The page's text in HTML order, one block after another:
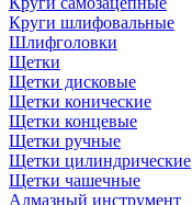
Круги шлифовальные
Шлифголовки
Щетки
Щетки дисковые
Щетки конические
Щетки концевые
Щетки ручные
Щетки цилиндрические
Щетки чашечные
Алмазный инструмент